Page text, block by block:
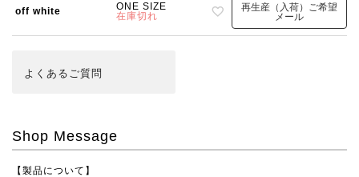
off white
ONE SIZE
在庫切れ
再生産（入荷）ご希望
メール
よくある ご質問
Shop Message
【製品について】